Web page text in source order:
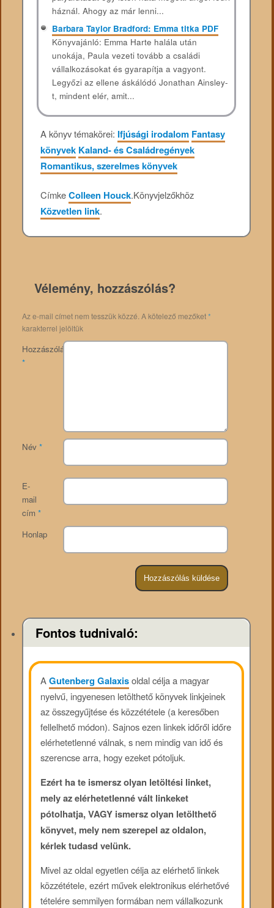
háznál. Ahogy az már lenni...
Barbara Taylor Bradford: Emma ​titka PDF
Könyvajánló: Emma Harte halála után
unokája, Paula vezeti tovább a családi
vállalkozásokat és gyarapítja a vagyont.
Legyőzi az ellene áskálódó Jonathan Ainsley-
t, mindent elér, amit...
A könyv témakörei: Ifjúsági irodalom Fantasy
könyvek Kaland- és Családregények
Romantikus, szerelmes könyvek
CímkeColleen Houck.Könyvjelzőkhöz
Közvetlen link.
Vélemény, hozzászólás?
Az e-mail címet nem tesszük közzé. A kötelező mezőket*
karakterrel jelöltük
Hozzászólás
*
Név *
E-
mail
cím *
Honlap
Fontos tudnivaló:
AGutenberg Galaxisoldal célja a magyar
nyelvű, ingyenesen letölthető könyvek linkjeinek
az összegyűjtése és közzététele (a keresőben
fellelhető módon). Sajnos ezen linkek időről időre
elérhetetlenné válnak, s nem mindig van idő és
szerencse arra, hogy ezeket pótoljuk.
Ezért ha te ismersz olyan letöltési linket,
mely az elérhetetlenné vált linkeket
pótolhatja, VAGY ismersz olyan letölthető
könyvet, mely nem szerepel az oldalon,
kérlek tudasd velünk.
Mivel az oldal egyetlen célja az elérhető linkek
közzététele, ezért művek elektronikus elérhetővé
tételére semmilyen formában nem vállalkozunk